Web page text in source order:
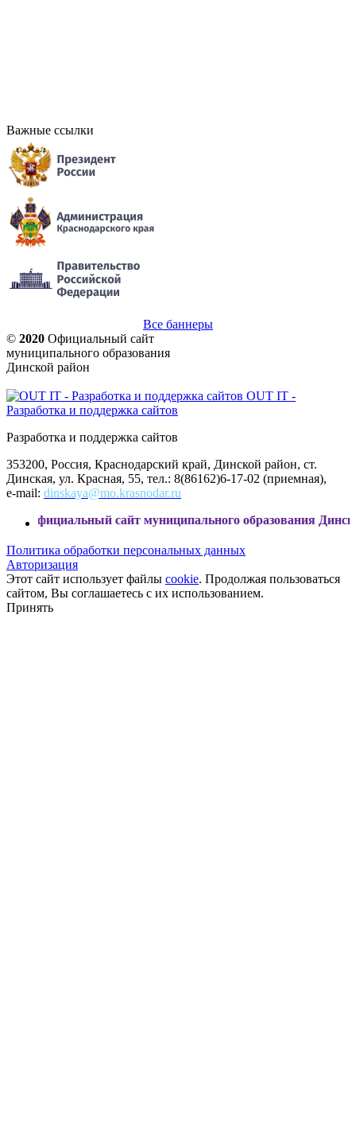
Важные ссылки
Все баннеры
© 2020 Официальный сайт
муниципального образования
Динской район
OUT IT -
Разработка и поддержка сайтов
Разработка и поддержка сайтов
353200, Россия, Краснодарский край, Динской район, ст.
Динская, ул. Красная, 55, тел.: 8(86162)6-17-02 (приемная),
e-mail: dinskaya@mo.krasnodar.ru
сайт муниципального образования Динской район
Политика обработки персональных данных
Авторизация
Этот сайт использует файлы cookie. Продолжая пользоваться
сайтом, Вы соглашаетесь с их использованием.
Принять